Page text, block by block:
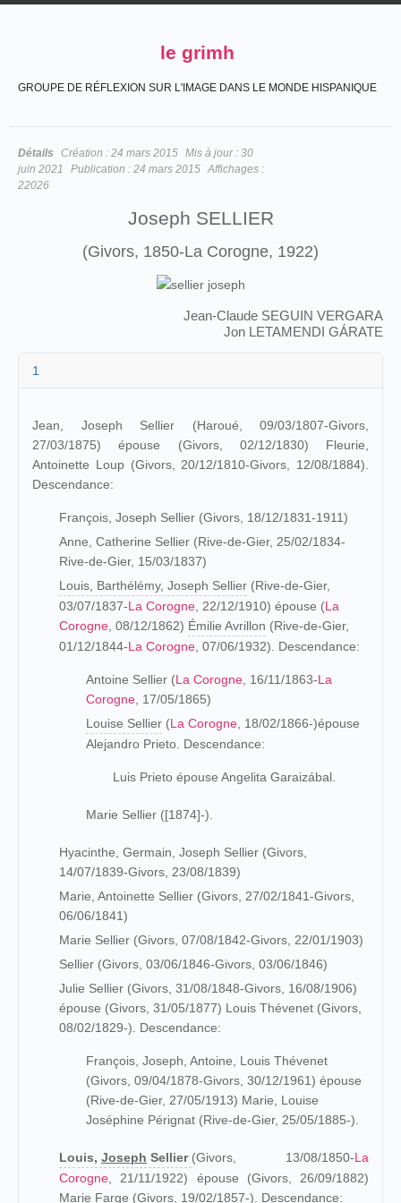
le grimh
GROUPE DE RÉFLEXION SUR L'IMAGE DANS LE MONDE HISPANIQUE
Détails Création : 24 mars 2015 Mis à jour : 30
juin 2021
Publication : 24 mars 2015 Affichages :
22026
Joseph SELLIER
(Givors, 1850-La Corogne, 1922)
Jean-Claude SEGUIN VERGARA
Jon LETAMENDI GÁRATE
1
Jean, Joseph Sellier (Haroué, 09/03/1807-Givors,
27/03/1875) épouse (Givors, 02/12/1830) Fleurie,
Antoinette Loup (Givors, 20/12/1810-Givors, 12/08/1884).
Descendance:
François, Joseph Sellier (Givors, 18/12/1831-1911)
Anne, Catherine Sellier (Rive-de-Gier, 25/02/1834-
Rive-de-Gier, 15/03/1837)
Louis, Barthélémy, Joseph Sellier (Rive-de-Gier,
03/07/1837-La Corogne , 22/12/1910) épouse (La
Corogne , 08/12/1862) Émilie Avrillon (Rive-de-Gier,
01/12/1844-La Corogne , 07/06/1932). Descendance:
Antoine Sellier (La Corogne , 16/11/1863-La
Corogne , 17/05/1865)
Louise Sellier (La Corogne , 18/02/1866-)épouse
Alejandro Prieto. Descendance:
Luis Prieto épouse Angelita Garaizábal.
Marie Sellier ([1874]-).
Hyacinthe, Germain, Joseph Sellier (Givors,
14/07/1839-Givors, 23/08/1839)
Marie, Antoinette Sellier (Givors, 27/02/1841-Givors,
06/06/1841)
Marie Sellier (Givors, 07/08/1842-Givors, 22/01/1903)
Sellier (Givors, 03/06/1846-Givors, 03/06/1846)
Julie Sellier (Givors, 31/08/1848-Givors, 16/08/1906)
épouse (Givors, 31/05/1877) Louis Thévenet (Givors,
08/02/1829-). Descendance:
François, Joseph, Antoine, Louis Thévenet
(Givors, 09/04/1878-Givors, 30/12/1961) épouse
(Rive-de-Gier, 27/05/1913) Marie, Louise
Joséphine Pérignat (Rive-de-Gier, 25/05/1885-).
Louis, Joseph Sellier (Givors, 13/08/1850-La
Corogne , 21/11/1922) épouse (Givors, 26/09/1882)
Marie Farge (Givors, 19/02/1857-). Descendance: